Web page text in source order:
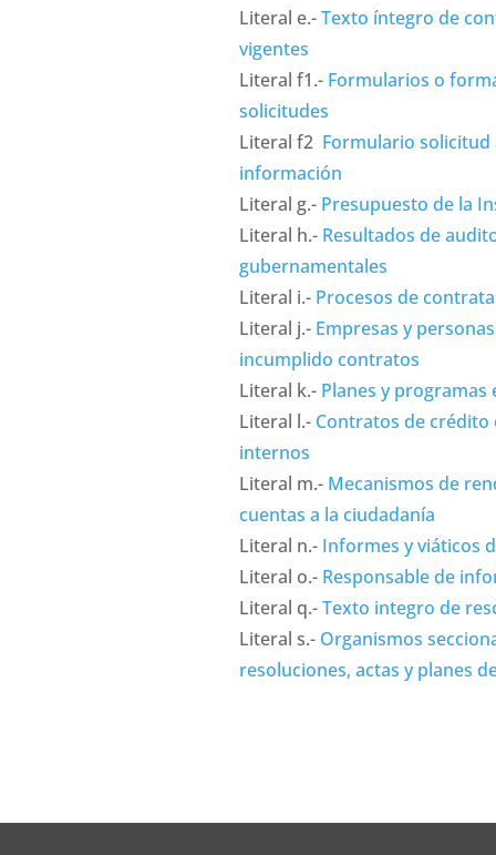
Literal e.-Texto íntegro de
vigentes
Literal f1.- Formularios o
solicitudes
Literal f2 Formulario solicitud
información
Literal g.- Presupuesto de la
Literal h.- Resultados de
gubernamentales
Literal i.- Procesos de
Literal j.- Empresas y
incumplido contratos
Literal k.- Planes y programas
Literal l.- Contratos de crédito
internos
Literal m.- Mecanismos de
cuentas a la ciudadanía
Literal n.- Informes y viáticos
Literal o.- Responsable de
Literal q.-Texto integro de
Literal s.- Organismos
resoluciones, actas y planes